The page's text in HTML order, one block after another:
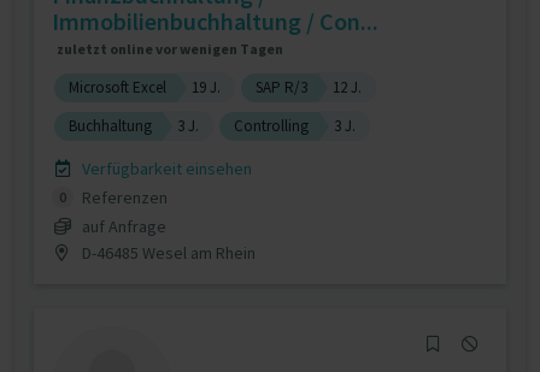
Immobilienbuchhaltung / Con...
zuletzt online vor wenigen Tagen
Microsoft Excel 19 J. SAP R/3
12 J.
Buchhaltung
3 J. Controlling 3 J.
Verfügbarkeit einsehen
0
Referenzen
auf Anfrage
D-46485 Wesel am Rhein